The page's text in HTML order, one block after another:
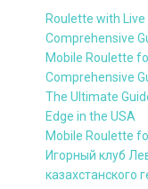
Roulette with
Comprehensive
Mobile Roulette
Comprehensive
The Ultimate
Edge in the USA
Mobile Roulette
Игорный клуб
казахстанского